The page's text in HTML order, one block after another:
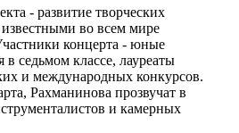
- развитие творческих
во всем мире
концерта - юные
седьмом классе, лауреаты
и международных конкурсов.
Рахманинова прозвучат в
и камерных